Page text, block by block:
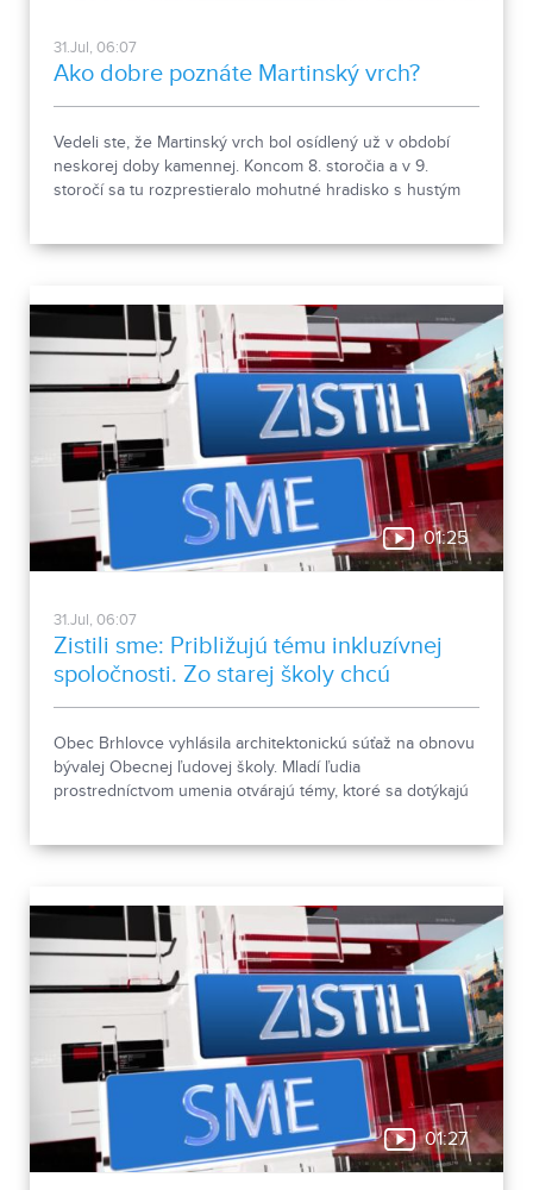
31.Jul, 06:07
Ako dobre poznáte Martinský vrch?
Vedeli ste, že Martinský vrch bol osídlený už v období
neskorej doby kamennej. Koncom 8. storočia a v 9.
storočí sa tu rozprestieralo mohutné hradisko s hustým
nemocnice s dvoma menšími pavilónmi a park.
01:25
31.Jul, 06:07
Zistili sme: Približujú tému inkluzívnej
spoločnosti. Zo starej školy chcú
kultúrne centrum
Obec Brhlovce vyhlásila architektonickú súťaž na obnovu
bývalej Obecnej ľudovej školy. Mladí ľudia
prostredníctvom umenia otvárajú témy, ktoré sa dotýkajú
01:27